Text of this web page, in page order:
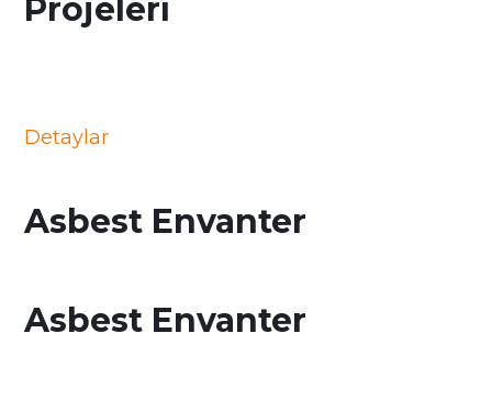
Projeleri
Detaylar
Asbest Envanter
Asbest Envanter